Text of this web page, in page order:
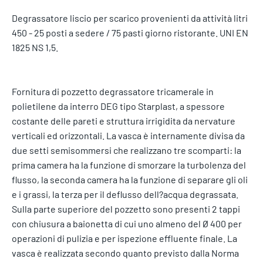
Degrassatore liscio per scarico provenienti da attività litri
450 - 25 posti a sedere / 75 pasti giorno ristorante. UNI EN
1825 NS 1,5.
Fornitura di pozzetto degrassatore tricamerale in
polietilene da interro DEG tipo Starplast, a spessore
costante delle pareti e struttura irrigidita da nervature
verticali ed orizzontali. La vasca è internamente divisa da
due setti semisommersi che realizzano tre scomparti: la
prima camera ha la funzione di smorzare la turbolenza del
flusso, la seconda camera ha la funzione di separare gli oli
e i grassi, la terza per il deflusso dell?acqua degrassata.
Sulla parte superiore del pozzetto sono presenti 2 tappi
con chiusura a baionetta di cui uno almeno del Ø 400 per
operazioni di pulizia e per ispezione effluente finale. La
vasca è realizzata secondo quanto previsto dalla Norma